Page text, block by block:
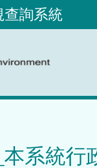
查詢系統
_本系統